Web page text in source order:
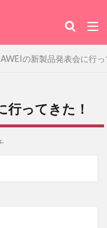
の新製品発表会に行
行ってきた！